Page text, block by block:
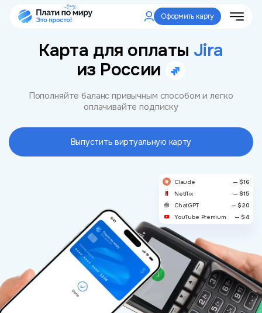
Оформить карту
Карта для оплаты Jira
из России
Пополняйте баланс привычным способом и легко
оплачивайте подписку
Выпустить виртуальную карту
Claude
— $16
Netflix
— $15
ChatGPT
— $20
YouTube Premium
— $4